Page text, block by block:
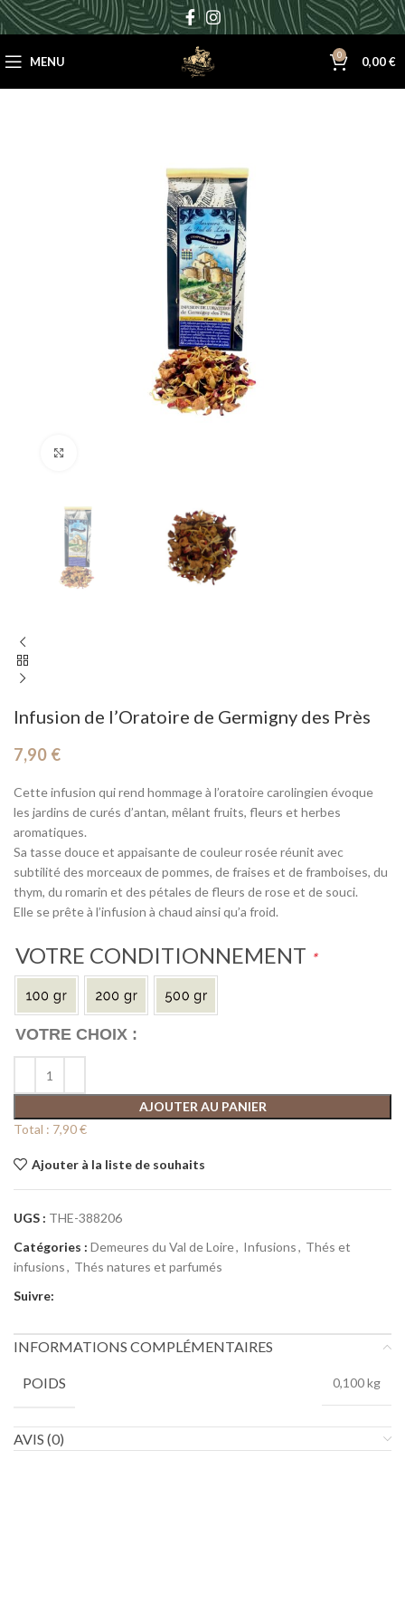
MENU 0 0,00€
Infusion de l’Oratoire de Germigny des Près
7,90 €
Cette infusion qui rend hommage à l’oratoire carolingien évoque
les jardins de curés d’antan, mêlant fruits, fleurs et herbes
aromatiques.
Sa tasse douce et appaisante de couleur rosée réunit avec
subtilité des morceaux de pommes, de fraises et de framboises, du
thym, du romarin et des pétales de fleurs de rose et de souci.
Elle se prête à l’infusion à chaud ainsi qu’a froid.
VOTRE CONDITIONNEMENT *
AJOUTER AU PANIER
Total : 7,90 €
Ajouter à la liste de souhaits
UGS : THE-388206
Catégories : Demeures du Val de Loire, Infusions, Thés et
infusions, Thés natures et parfumés
Suivre:
INFORMATIONS COMPLÉMENTAIRES
POIDS 0,100 kg
AVIS (0)